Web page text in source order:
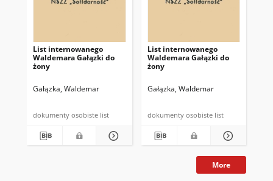
List internowanego
Waldemara Gałązki do
żony
Gałązka, Waldemar
dokumenty osobiste list
List internowanego
Waldemara Gałązki do
żony
Gałązka, Waldemar
dokumenty osobiste list
More